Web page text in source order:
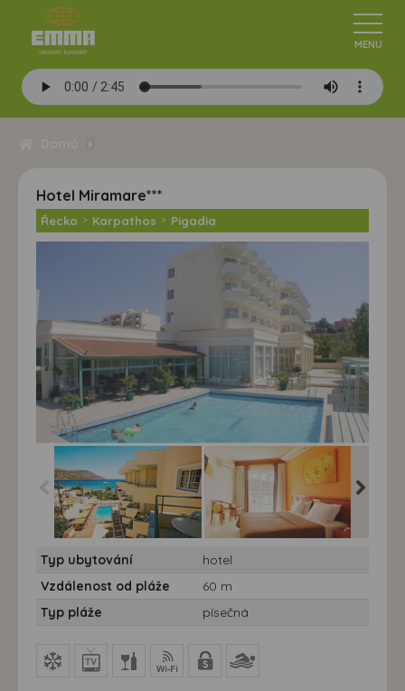
Hotel Miramare***
Řecko > Karpathos > Pigadia
Karpathos, Pigadia,
hotel Miramare Bay
Karpathos, Pigadia,
hotel Miramare Bay
Typ ubytování
hotel
Vzdálenost od pláže
60 m
Typ pláže
písečná